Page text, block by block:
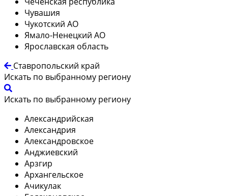
Чувашия
Чукотский АО
Ямало-Ненецкий АО
Ярославская область
Ставропольский край
Искать по выбранному региону
Искать по выбранному региону
Александрийская
Александрия
Александровское
Анджиевский
Арзгир
Архангельское
Ачикулак